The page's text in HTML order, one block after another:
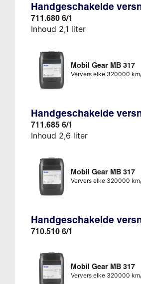
Handgeschakelde
711.680 6/1
Inhoud 2,1 liter
Mobil Gear MB 317
Ververs elke 320000
Handgeschakelde
711.685 6/1
Inhoud 2,6 liter
Mobil Gear MB 317
Ververs elke 320000
Handgeschakelde
710.510 6/1
Mobil Gear MB 317
Ververs elke 320000